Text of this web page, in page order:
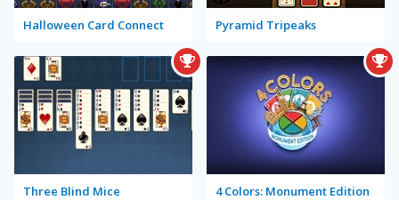
Halloween Card Connect Pyramid Tripeaks
Three Blind Mice 4 Colors: Monument Edition